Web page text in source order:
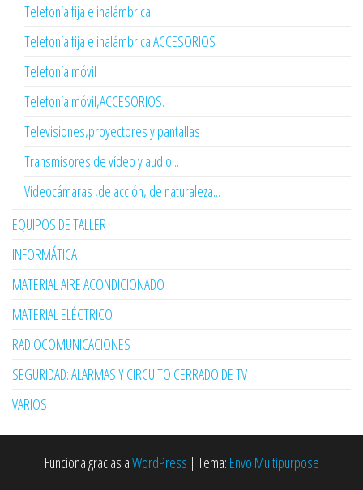
Telefonía fija e inalámbrica
Telefonía fija e inalámbrica ACCESORIOS
Telefonía móvil
Telefonía móvil,ACCESORIOS.
Televisiones,proyectores y pantallas
Transmisores de vídeo y audio...
Videocámaras ,de acción, de naturaleza...
EQUIPOS DE TALLER
INFORMÁTICA
MATERIAL AIRE ACONDICIONADO
MATERIAL ELÉCTRICO
RADIOCOMUNICACIONES
SEGURIDAD: ALARMAS Y CIRCUITO CERRADO DE TV
VARIOS
Funciona gracias aWordPress | Tema: Envo Multipurpose